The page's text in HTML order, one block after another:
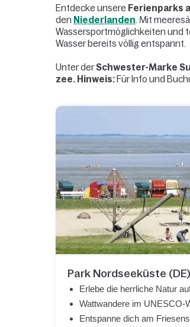
Entdecke unsere Ferienparks
den Niederlanden. Mit
Wassersportmöglichkeiten und
Wasser bereits völlig entspannt.
Unter derSchwester-Marke
zee. Hinweis: Für Info und
Park Nordseeküste (DE)
Erlebe die herrliche Natur
Wattwandere im UNESCO-
Entspanne dich am